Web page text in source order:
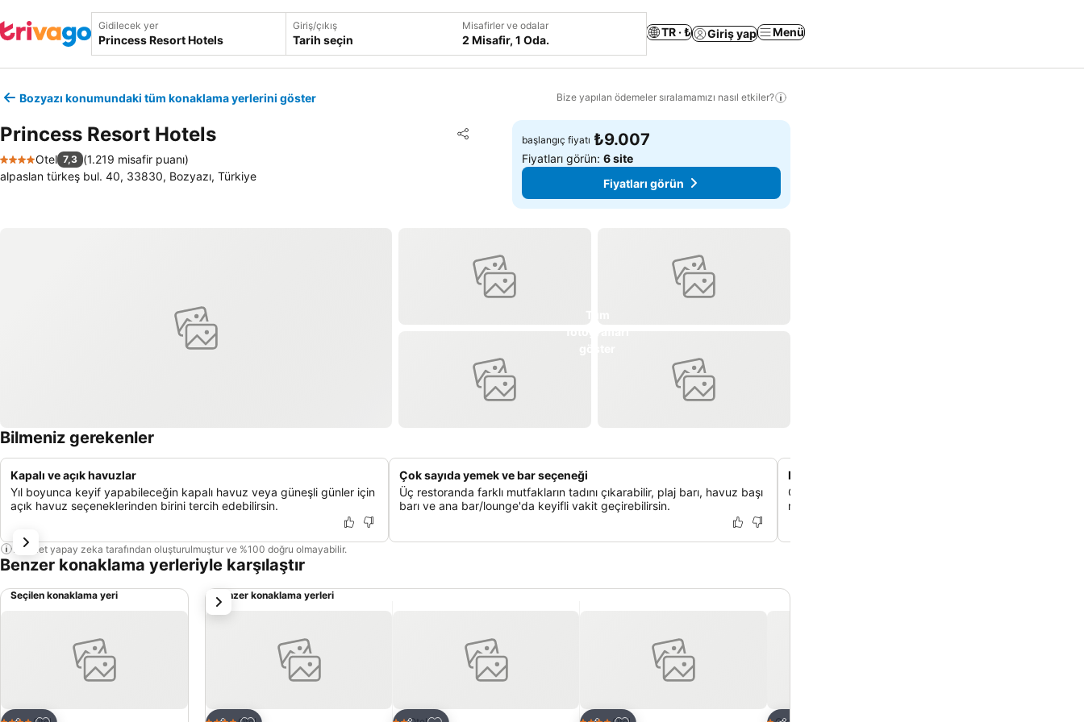
Gidilecek yer Giriş/çıkış
Tarih seçin
Misafirler ve odalar
2 Misafir, 1 Oda.
TR · ₺ Giriş yap Menü
Bozyazı konumundaki tüm konaklama yerlerini göster Bize yapılan ödemeler sıralamamızı nasıl etkiler?
Princess Resort Hotels Paylaş
Favorilerime ekle
4 Yıldız
Otel 7,3 (1.219 misafir puanı)
alpaslan türkeş bul. 40, 33830, Bozyazı, Türkiye
başlangıç fiyatı ₺9.007
Fiyatları görün:6 site
Fiyatları görün
Bilmeniz gerekenler
Kapalı ve açık havuzlar
Yıl boyunca keyif yapabileceğin kapalı havuz veya güneşli günler için
açık havuz seçeneklerinden birini tercih edebilirsin.
Çok sayıda yemek ve bar seçeneği
Üç restoranda farklı mutfakların tadını çıkarabilir, plaj barı, havuz başı
barı ve ana bar/lounge'da keyifli vakit geçirebilirsin.
Masajlı sağlıklı yaşam spası
Oteldeki spa'da çeşitli masajlarla kendini şımartabilir,
rahatlayabilirsin.
Bu özet yapay zeka tarafından oluşturulmuştur ve %100 doğru olmayabilir.
Benzer konaklama yerleriyle karşılaştır
Seçilen konaklama yeri Benzer konaklama yerleri
sonraki